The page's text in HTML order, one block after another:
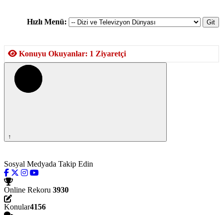
Hızlı Menü:
Konuyu Okuyanlar: 1 Ziyaretçi
↑
Sosyal Medyada Takip Edin
Online Rekoru 3930
Konular4156